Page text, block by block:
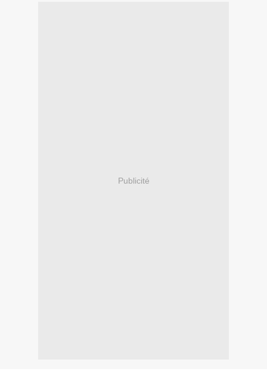
Publicité